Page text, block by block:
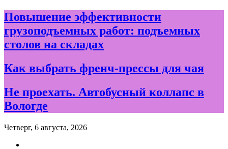
Skip
to
content
Повышение эффективности
грузоподъемных работ: подъемных
столов на складах
Как выбрать френч-прессы для чая
Не проехать. Автобусный коллапс в
Вологде
Четверг, 6 августа, 2026